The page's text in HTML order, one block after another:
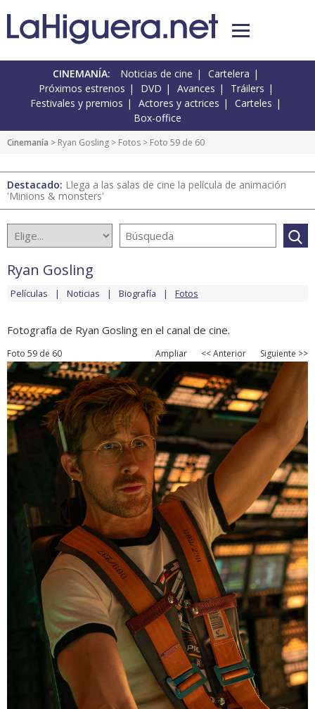
CINEMANÍA: Noticias de cine
Cartelera
Próximos estrenos
DVD Avances
Tráilers
Festivales y premios
Actores y actrices
Carteles
Box-office
Cinemanía > Ryan Gosling > Fotos > Foto 59 de 60
Destacado: Llega a las salas de cine la película de animación
'Minions & monsters'
Ryan Gosling
Películas Noticias Biografía Fotos
Fotografía de Ryan Gosling en el canal de cine.
Foto 59 de 60 Ampliar << Anterior Siguiente >>